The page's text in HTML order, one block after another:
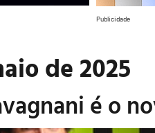
Publicidade
de 2025
é o